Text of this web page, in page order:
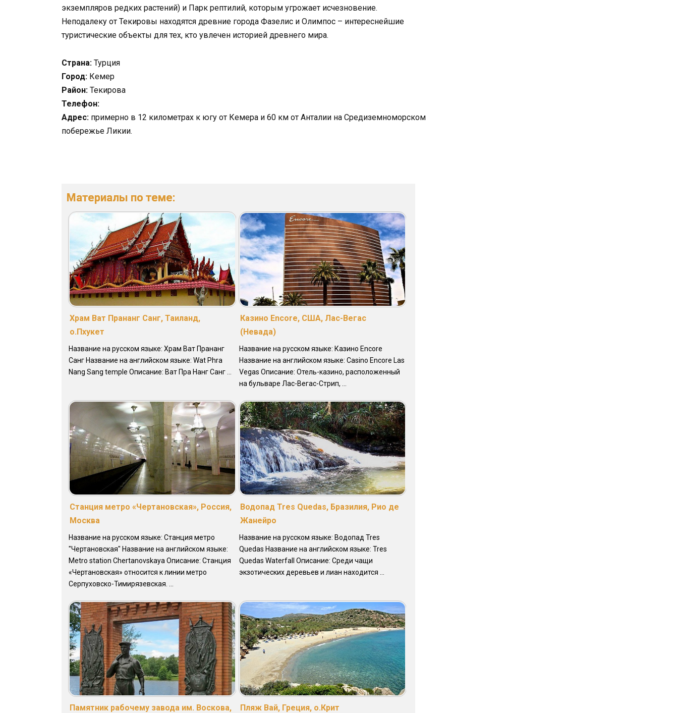
экземпляров редких растений) и Парк рептилий, которым угрожает исчезновение.
Неподалеку от Текировы находятся древние города Фазелис и Олимпос – интереснейшие
туристические объекты для тех, кто увлечен историей древнего мира.
Страна: Турция
Город: Кемер
Район: Текирова
Телефон:
Адрес: примерно в 12 километрах к югу от Кемера и 60 км от Анталии на Средиземноморском
побережье Ликии.
Материалы по теме:
Храм Ват Прананг Санг, Таиланд,
о.Пхукет
Название на русском языке: Храм Ват Прананг
Санг Название на английском языке: Wat Phra
Nang Sang temple Описание: Ват Пра Нанг Санг ...
Казино Encore, США, Лас-Вегас
(Невада)
Название на русском языке: Казино Encore
Название на английском языке: Casino Encore Las
Vegas Описание: Отель-казино, расположенный
на бульваре Лас-Вегас-Стрип, ...
Станция метро «Чертановская», Россия,
Москва
Название на русском языке: Станция метро
"Чертановская" Название на английском языке:
Metro station Chertanovskaya Описание: Станция
«Чертановская» относится к линии метро
Серпуховско-Тимирязевская. ...
Водопад Tres Quedas, Бразилия, Рио де
Жанейро
Название на русском языке: Водопад Tres
Quedas Название на английском языке: Tres
Quedas Waterfall Описание: Среди чащи
экзотических деревьев и лиан находится ...
Памятник рабочему завода им. Воскова,
Пляж Вай, Греция, о.Крит